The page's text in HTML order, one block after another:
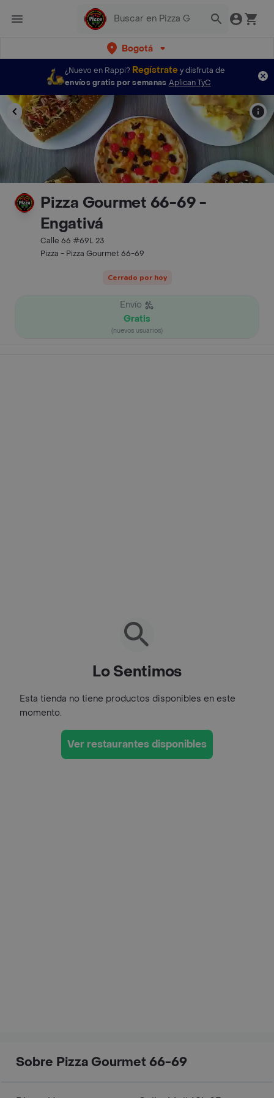
Bogotá
¿Nuevo en Rappi? Regístratey disfruta de
envíos gratis por semanas Aplican TyC
Pizza Gourmet 66-69 -
Engativá
Calle 66 #69L 23
Pizza - Pizza Gourmet 66-69
Cerrado por hoy
Envío
Gratis
(nuevos usuarios)
Lo Sentimos
Esta tienda no tiene productos disponibles en este
momento.
Ver restaurantes disponibles
Sobre Pizza Gourmet 66-69